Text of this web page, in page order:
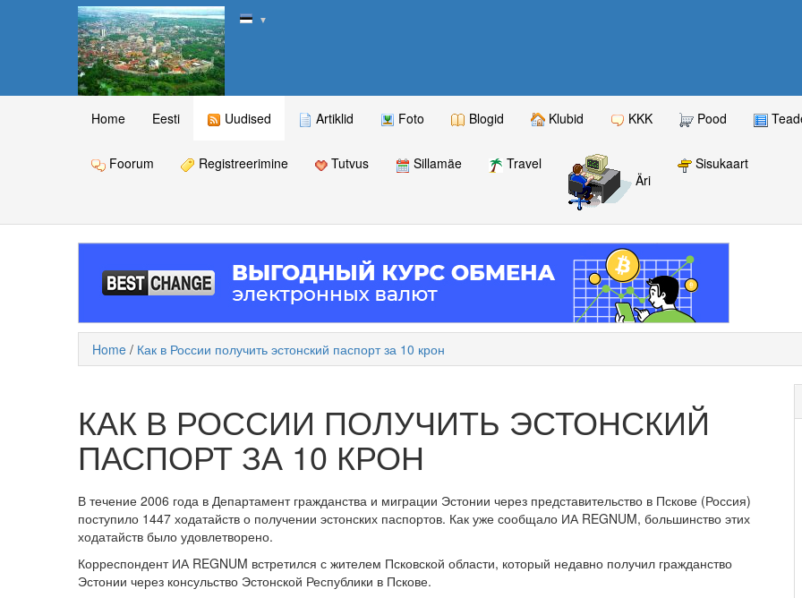
▼
Home Eesti Uudised Artiklid Foto Blogid Klubid KKK Pood
Foorum Registreerimine Tutvus Sillamäe
Travel
Äri
Sisukaart
Home / Как в России получить эстонский паспорт за 10 крон
КАК В РОССИИ ПОЛУЧИТЬ ЭСТОНСКИЙ
ПАСПОРТ ЗА 10 КРОН
В течение 2006 года в Департамент гражданства и миграции Эстонии через представительство в Пскове (Россия)
поступило 1447 ходатайств о получении эстонских паспортов. Как уже сообщало ИА REGNUM, большинство этих
ходатайств было удовлетворено.
Корреспондент ИА REGNUM встретился с жителем Псковской области, который недавно получил гражданство
Эстонии через консульство Эстонской Республики в Пскове.